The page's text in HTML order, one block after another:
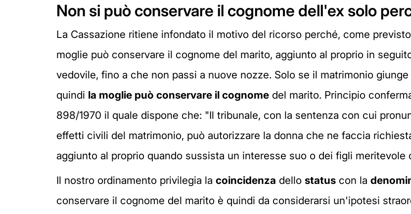
Non si può conservare il cognome dell'ex solo
La Cassazione ritiene infondato il motivo del ricorso perché, come
moglie può conservare il cognome del marito, aggiunto al proprio in
vedovile, fino a che non passi a nuove nozze. Solo se il matrimonio
quindi la moglie può conservare il cognome del marito. Principio
898/1970 il quale dispone che: "Il tribunale, con la sentenza con cui
effetti civili del matrimonio, può autorizzare la donna che ne faccia
aggiunto al proprio quando sussista un interesse suo o dei figli meritevole
Il nostro ordinamento privilegia la coincidenza dello status con la
conservare il cognome del marito è quindi da considerarsi un'ipotesi